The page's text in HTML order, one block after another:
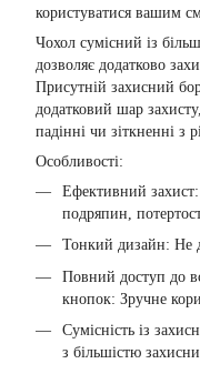
користуватися вашим
Чохол сумісний із
дозволяє додатково
Присутній захисний
додатковий шар
падінні чи зіткненні з
Особливості:
Ефективний захист:
подряпин,
Тонкий дизайн: Не
Повний доступ до
кнопок: Зручне
Сумісність із
з більшістю